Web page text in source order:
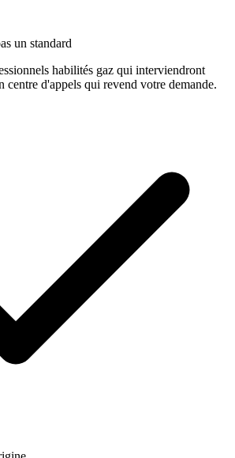
un standard
habilités gaz qui interviendront
d'appels qui revend votre demande.